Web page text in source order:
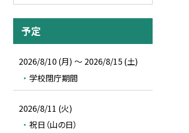
予定
2026/8/10 (月) ～ 2026/8/15 (土)
学校閉庁期間
2026/8/11 (火)
祝日（山の日）